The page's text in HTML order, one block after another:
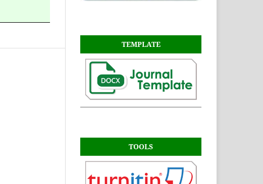
TEMPLATE
TOOLS